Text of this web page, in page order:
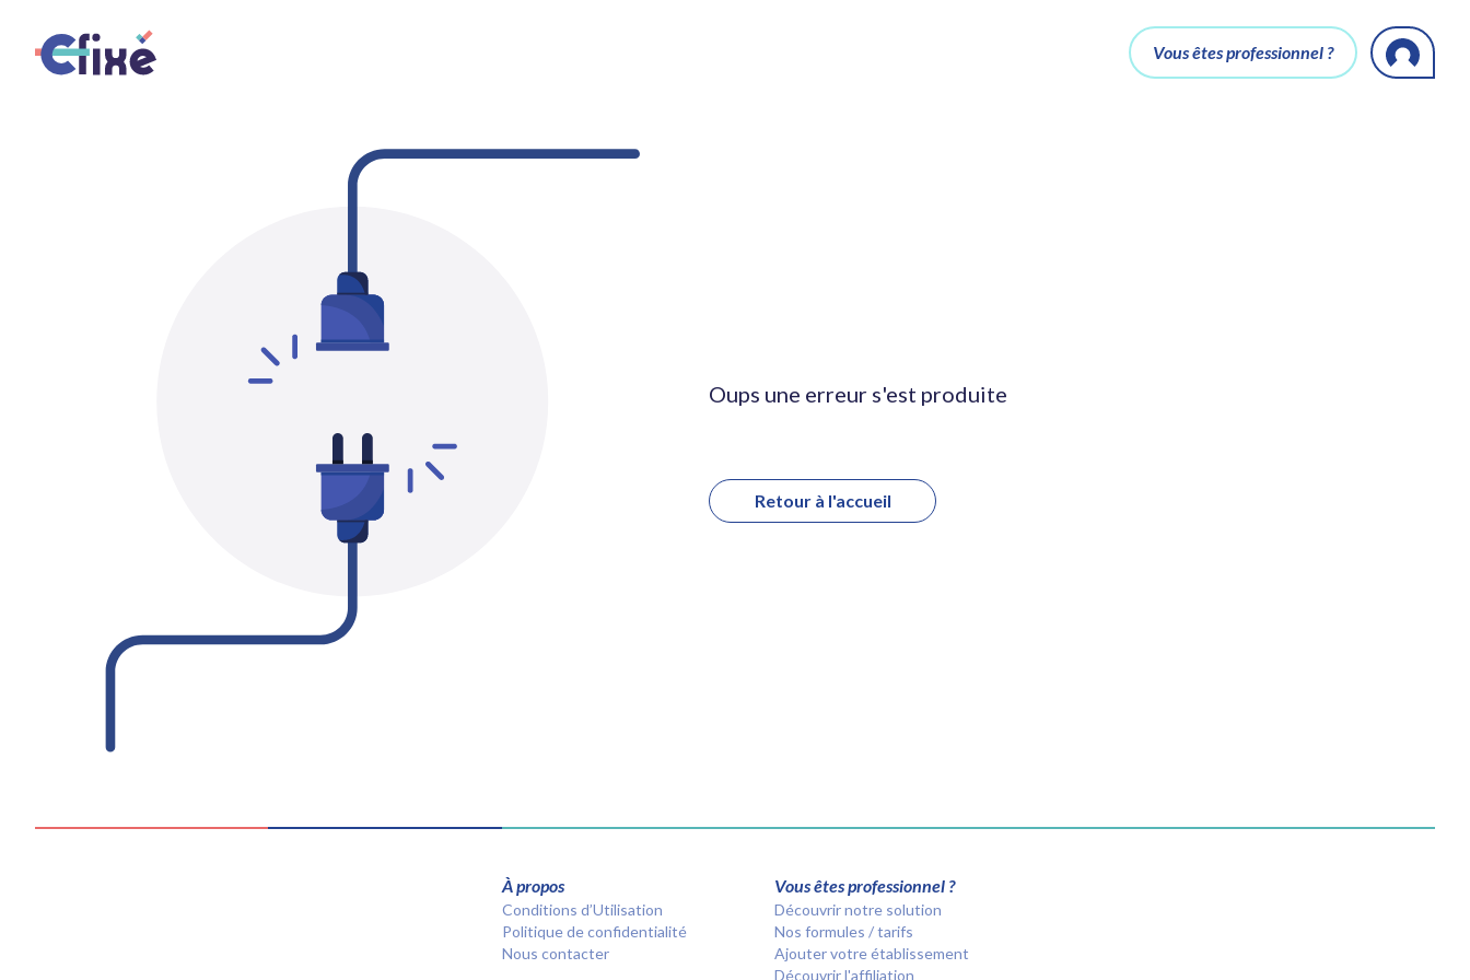
Vous êtes professionnel ?
Oups une erreur s'est produite
Retour à l'accueil
À propos
Conditions d’Utilisation
Politique de confidentialité
Nous contacter
Vous êtes professionnel ?
Découvrir notre solution
Nos formules / tarifs
Ajouter votre établissement
Découvrir l'affiliation